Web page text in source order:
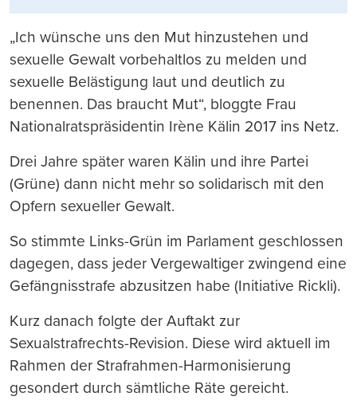
„Ich wünsche uns den Mut hinzustehen und
sexuelle Gewalt vorbehaltlos zu melden und
sexuelle Belästigung laut und deutlich zu
benennen. Das braucht Mut“, bloggte Frau
Nationalratspräsidentin Irène Kälin 2017 ins Netz.
Drei Jahre später waren Kälin und ihre Partei
(Grüne) dann nicht mehr so solidarisch mit den
Opfern sexueller Gewalt.
So stimmte Links-Grün im Parlament geschlossen
dagegen, dass jeder Vergewaltiger zwingend eine
Gefängnisstrafe abzusitzen habe (Initiative Rickli).
Kurz danach folgte der Auftakt zur
Sexualstrafrechts-Revision. Diese wird aktuell im
Rahmen der Strafrahmen-Harmonisierung
gesondert durch sämtliche Räte gereicht.